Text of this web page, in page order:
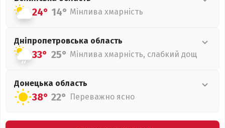
24° 14° Мінлива хмарність
Дніпропетровська область
33° 25° Мінлива хмарність, слабкий дощ
Донецька область
38° 22° Переважно ясно